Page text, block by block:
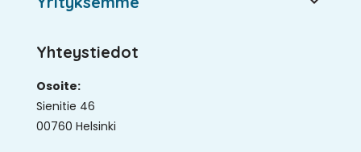
Yhteystiedot
Osoite:
Sienitie 46
00760 Helsinki